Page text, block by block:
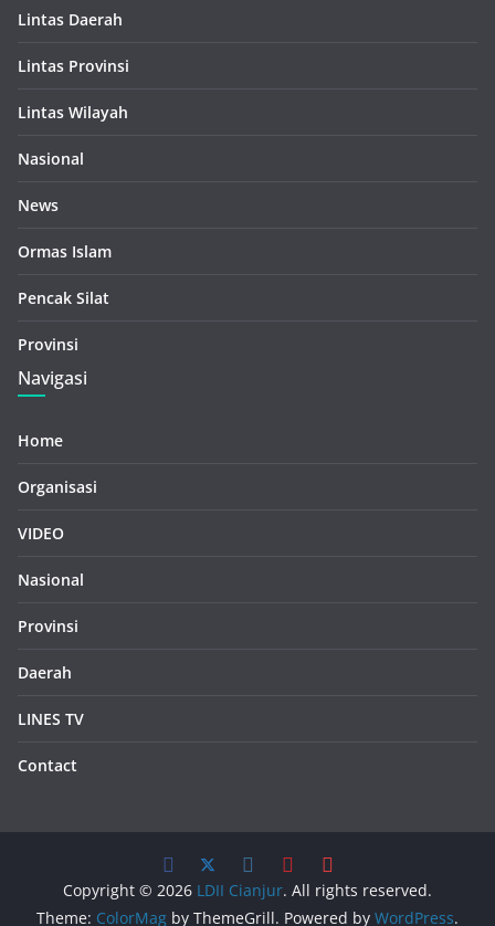
Lintas Daerah
Lintas Provinsi
Lintas Wilayah
Nasional
News
Ormas Islam
Pencak Silat
Provinsi
Navigasi
Home
Organisasi
VIDEO
Nasional
Provinsi
Daerah
LINES TV
Contact
Copyright © 2026 LDII Cianjur. All rights reserved.
Theme: ColorMag by ThemeGrill. Powered by WordPress.